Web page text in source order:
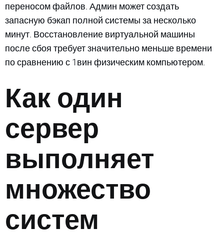
переносом файлов. Админ может создать
запасную бэкап полной системы за несколько
минут. Восстановление виртуальной машины
после сбоя требует значительно меньше времени
по сравнению с 1вин физическим компьютером.
Как один
сервер
выполняет
множество
систем